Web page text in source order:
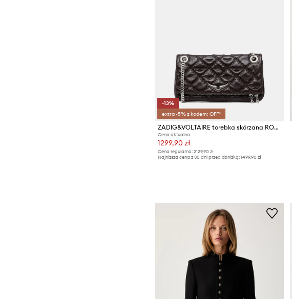
-13%
extra -5% z kodem: OFF*
ZADIG&VOLTAIRE torebka skórzana ROCK II VINTAGE MONOGRAM
Cena aktualna:
1299,90 zł
Cena regularna: 2129,90 zł
Najniższa cena z 30 dni przed obniżką: 1499,90 zł